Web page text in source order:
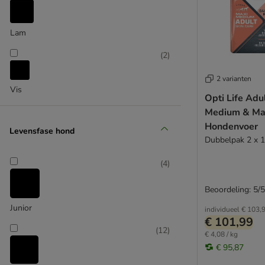
Josera
Libra
Lukullus
Markus-Mühle
Nutrivet
Optimanova
Pedigree
Lam
Vis
(2)
Levensfase hond
Junior
(4)
(12)
2 varianten
Opti Life
Medium &
Hondenvoer
Dubbelpak 2 x
individueel€
€ 101,99
€ 4,08 / kg
€ 95,87
Beoordeling: 5/5